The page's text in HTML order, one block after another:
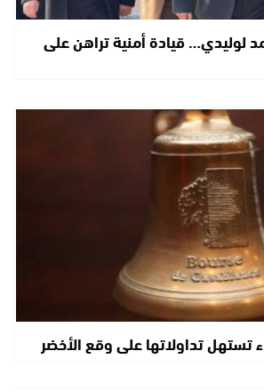
لوليدي… قيادة أمنية تراهن على
تستهل تداولاتها على وقع الأخضر